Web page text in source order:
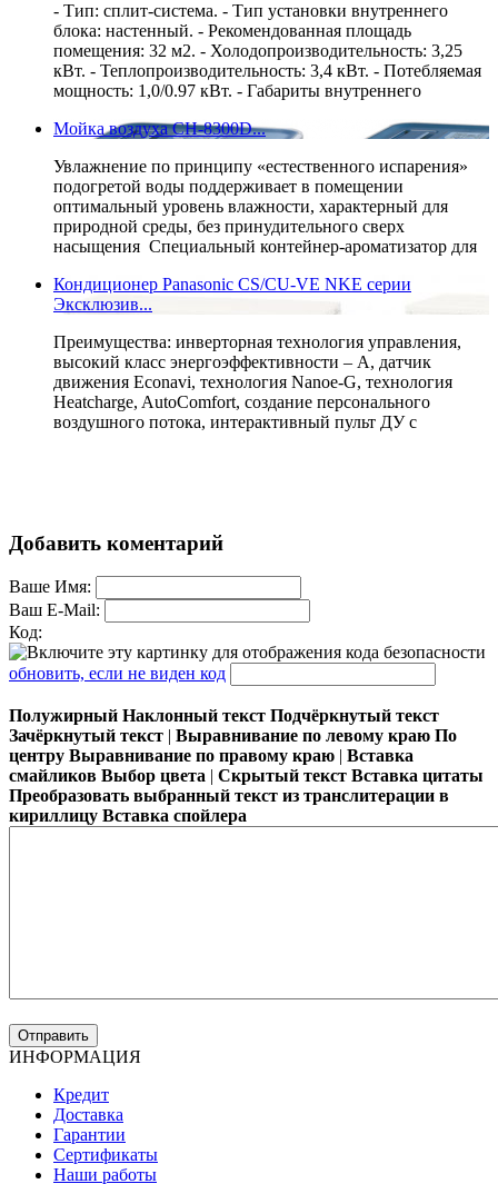
- Тип: сплит-система. - Тип установки внутреннего
блока: настенный. - Рекомендованная площадь
помещения: 32 м2. - Холодопроизводительность: 3,25
кВт. - Теплопроизводительность: 3,4 кВт. - Потебляемая
мощность: 1,0/0.97 кВт. - Габариты внутреннего
Мойка воздуха СН-8300D...
Увлажнение по принципу «естественного испарения»
подогретой воды поддерживает в помещении
оптимальный уровень влажности, характерный для
природной среды, без принудительного сверх
насыщения Специальный контейнер-ароматизатор для
Кондиционер Panasonic CS/CU-VE NKE серии
Эксклюзив...
Преимущества: инверторная технология управления,
высокий класс энергоэффективности – А, датчик
движения Econavi, технология Nanoe-G, технология
Heatcharge, AutoComfort, создание персонального
воздушного потока, интерактивный пульт ДУ с
Добавить коментарий
Ваше Имя:
Ваш E-Mail:
Код:
обновить, если не виден код
Полужирный Наклонный текст Подчёркнутый текст
Зачёркнутый текст | Выравнивание по левому краю По
центру Выравнивание по правому краю | Вставка
смайликов Выбор цвета | Скрытый текст Вставка цитаты
Преобразовать выбранный текст из транслитерации в
кириллицу Вставка спойлера
ИНФОРМАЦИЯ
Кредит
Доставка
Гарантии
Сертификаты
Наши работы